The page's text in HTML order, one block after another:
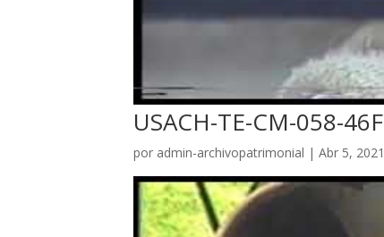
USACH-TE-CM-058-46F
por admin-archivopatrimonial |Abr 5, 2021